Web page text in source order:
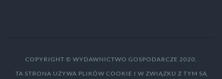
COPYRIGHT © WYDAWNICTWO GOSPODARCZE 2020.
TA STRONA UŻYWA PLIKÓW COOKIE I W ZWIĄZKU Z TYM SĄ